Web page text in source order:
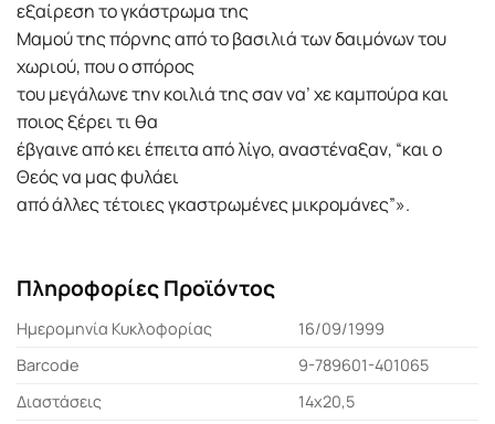
εξαίρεση το γκάστρωμα της
Μαμού της πόρνης από το βασιλιά των δαιμόνων του
χωριού, που ο σπόρος
του μεγάλωνε την κοιλιά της σαν να’ χε καμπούρα και
ποιος ξέρει τι θα
έβγαινε από κει έπειτα από λίγο, αναστέναξαν, “και ο
Θεός να μας φυλάει
από άλλες τέτοιες γκαστρωμένες μικρομάνες”».
Πληροφορίες Προϊόντος
Ημερομηνία Κυκλοφορίας
16/09/1999
Barcode
9-789601-401065
Διαστάσεις
14x20,5